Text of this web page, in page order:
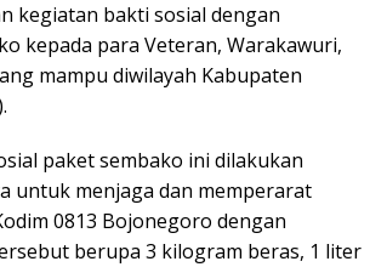
kegiatan bakti sosial dengan
kepada para Veteran, Warakawuri,
mampu diwilayah Kabupaten
paket sembako ini dilakukan
untuk menjaga dan memperarat
0813 Bojonegoro dengan
berupa 3 kilogram beras, 1 liter